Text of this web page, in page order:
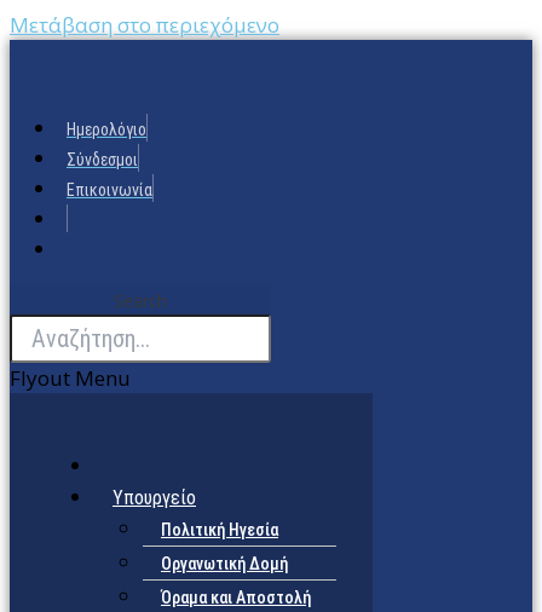
Μετάβαση στο περιεχόμενο
Ημερολόγιο
Σύνδεσμοι
Επικοινωνία
Search
Flyout Menu
Υπουργείο
Πολιτική Ηγεσία
Οργανωτική Δομή
Όραμα και Αποστολή